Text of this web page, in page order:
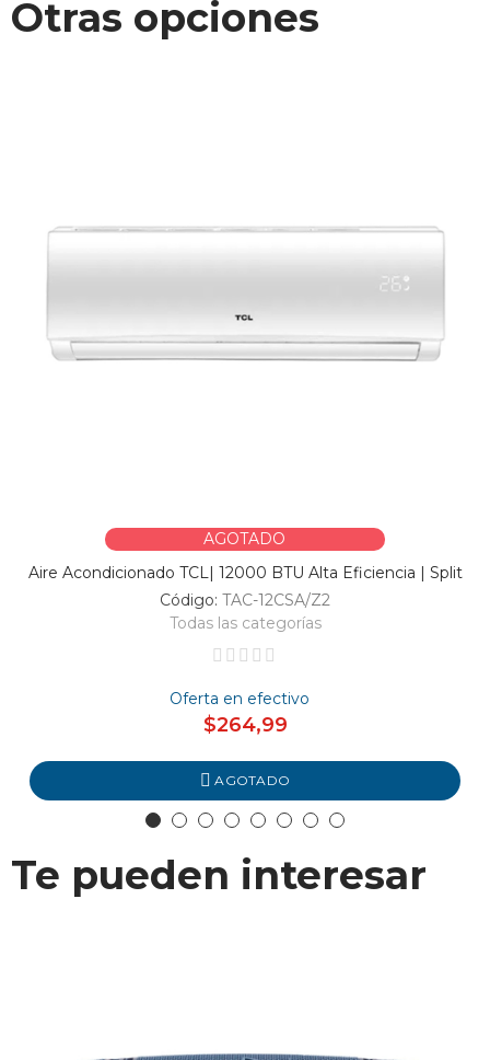
Otras opciones
AGOTADO
Aire Acondicionado TCL| 12000 BTU Alta Eficiencia | Split
Código: TAC-12CSA/Z2
Todas las categorías
Oferta en efectivo
$264,99
AGOTADO
Te pueden interesar